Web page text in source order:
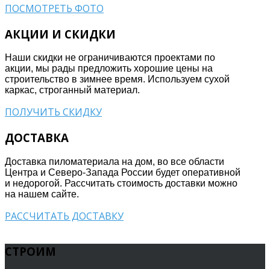
ПОСМОТРЕТЬ ФОТО
АКЦИИ И СКИДКИ
Наши скидки не ограничиваются проектами по
акции, мы рады предложить хорошие цены на
строительство в зимнее время. Используем сухой
каркас, строганный материал.
ПОЛУЧИТЬ СКИДКУ
ДОСТАВКА
Доставка пиломатериала на дом, во все области
Центра и Северо-Запада России будет оперативной
и недорогой. Рассчитать стоимость доставки можно
на нашем сайте.
РАССЧИТАТЬ ДОСТАВКУ
СТРОИМ